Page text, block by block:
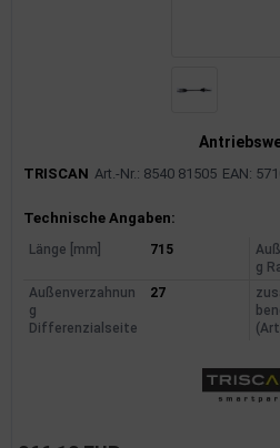
TRISCAN Art.-Nr.: 8540 81505 EAN:
Produktinformationen
Technische Angaben:
Länge [mm] 715
g
Außenverzahnun
g
Differenzialseite
27